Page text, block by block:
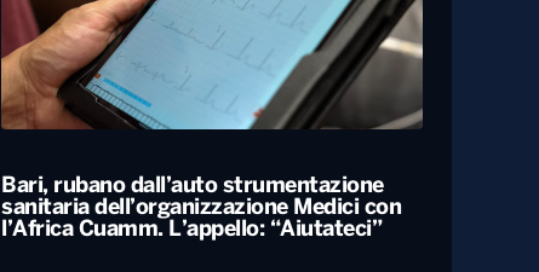
Bari, rubano dall’auto strumentazione
sanitaria dell’organizzazione Medici con
l’Africa Cuamm. L’appello: “Aiutateci”